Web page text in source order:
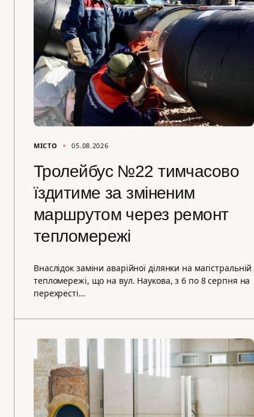
МІСТО 05.08.2026
Тролейбус №22 тимчасово
їздитиме за зміненим
маршрутом через ремонт
тепломережі
Внаслідок заміни аварійної ділянки на магістральній
тепломережі, що на вул. Наукова, з 6 по 8 серпня на
перехресті…